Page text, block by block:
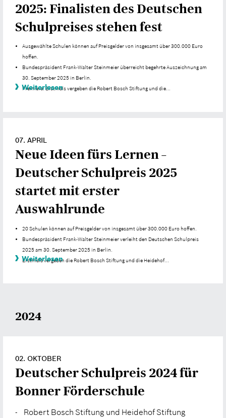
2025: Finalisten des Deutschen
Schulpreises stehen fest
Ausgewählte Schulen können auf Preisgelder von insgesamt über 300.000 Euro
hoffen.
Bundespräsident Frank-Walter Steinmeier überreicht begehrte Auszeichnung am
30. September 2025 in Berlin.
Premiere: Erstmals vergeben die Robert Bosch Stiftung und die...
Weiterlesen
07. APRIL
Neue Ideen fürs Lernen –
Deutscher Schulpreis 2025
startet mit erster
Auswahlrunde
20 Schulen können auf Preisgelder von insgesamt über 300.000 Euro hoffen.
Bundespräsident Frank-Walter Steinmeier verleiht den Deutschen Schulpreis
2025 am 30. September 2025 in Berlin.
Erstmals vergeben die Robert Bosch Stiftung und die Heidehof...
Weiterlesen
2024
02. OKTOBER
Deutscher Schulpreis 2024 für
Bonner Förderschule
- Robert Bosch Stiftung und Heidehof Stiftung